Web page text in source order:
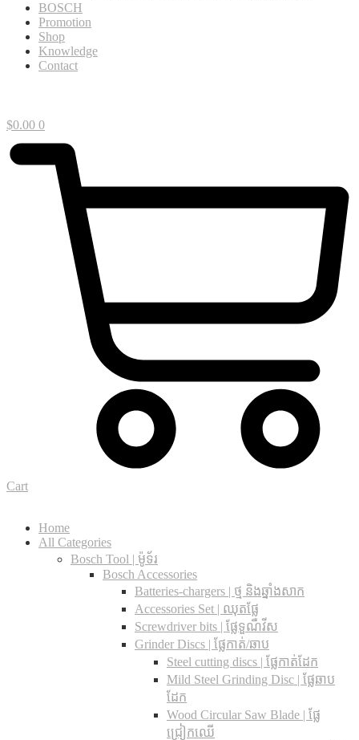
BOSCH
Promotion
Shop
Knowledge
Contact
$0.00 0
Cart
Home
All Categories
Bosch Tool | ម៉ូទ័រ
Bosch Accessories
Batteries-chargers | ថ្ម និងឆ្នាំងសាក
Accessories Set | ឈុតផ្លែ
Screwdriver bits | ផ្លែទួណឺវីស
Grinder Discs |​ ផ្លែកាត់/ឆាប
Steel cutting discs |​ ផ្លែកាត់ដែក
Mild Steel Grinding Disc | ផ្លែឆាប
ដែក
Wood Circular Saw Blade | ផ្លែ
ជ្រៀកឈើ